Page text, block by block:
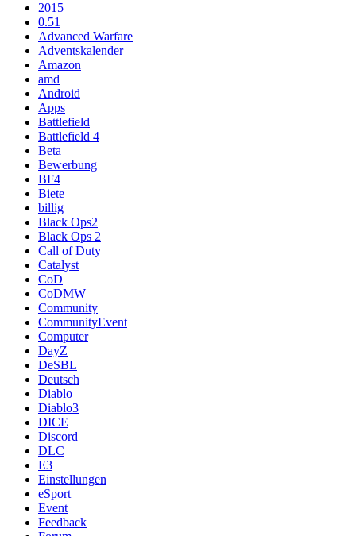
2015
0.51
Advanced Warfare
Adventskalender
Amazon
amd
Android
Apps
Battlefield
Battlefield 4
Beta
Bewerbung
BF4
Biete
billig
Black Ops2
Black Ops 2
Call of Duty
Catalyst
CoD
CoDMW
Community
CommunityEvent
Computer
DayZ
DeSBL
Deutsch
Diablo
Diablo3
DICE
Discord
DLC
E3
Einstellungen
eSport
Event
Feedback